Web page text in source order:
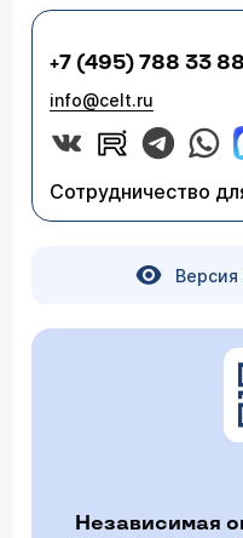
+7 (495) 788 33 88
info@celt.ru
Сотрудничество
Независимая